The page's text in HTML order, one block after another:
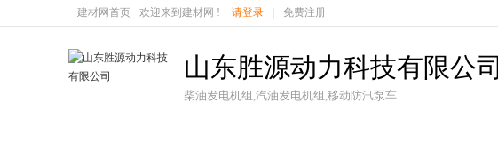
建材网首页 欢迎来到建材网 ! 请登录 免费注册
山东胜源动力科技有限公司
柴油发电机组,汽油发电机组,移动防汛泵车